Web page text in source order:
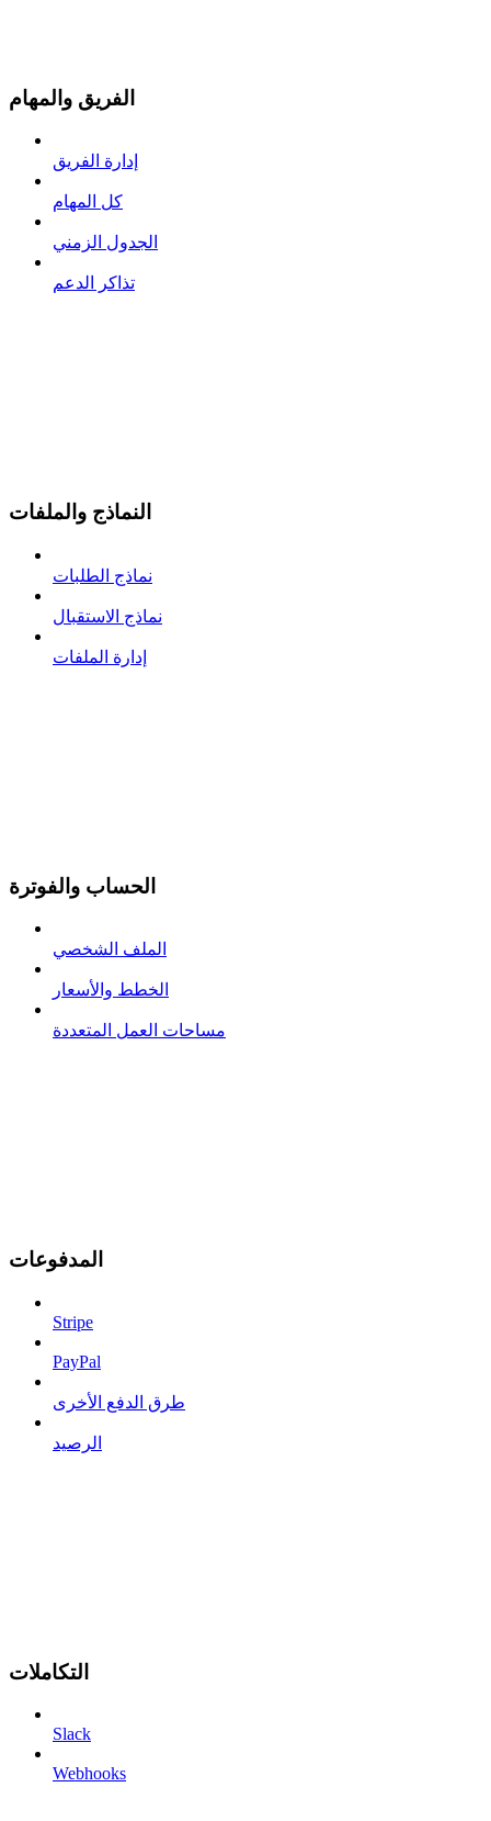
الفريق والمهام
إدارة الفريق
كل المهام
الجدول الزمني
تذاكر الدعم
النماذج والملفات
نماذج الطلبات
نماذج الاستقبال
إدارة الملفات
الحساب والفوترة
الملف الشخصي
الخطط والأسعار
مساحات العمل المتعددة
المدفوعات
Stripe
PayPal
طرق الدفع الأخرى
الرصيد
التكاملات
Slack
Webhooks